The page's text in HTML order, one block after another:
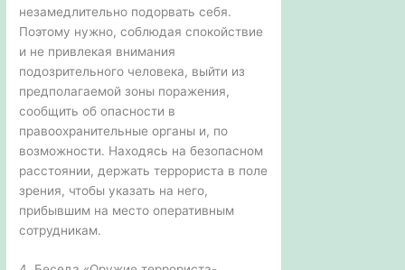
незамедлительно подорвать себя.
Поэтому нужно, соблюдая спокойствие
и не привлекая внимания
подозрительного человека, выйти из
предполагаемой зоны поражения,
сообщить об опасности в
правоохранительные органы и, по
возможности. Находясь на безопасном
расстоянии, держать террориста в поле
зрения, чтобы указать на него,
прибывшим на место оперативным
сотрудникам.